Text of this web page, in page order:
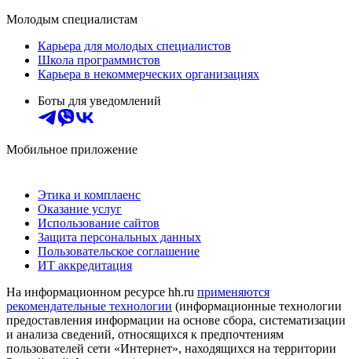
Молодым специалистам
Карьера для молодых специалистов
Школа программистов
Карьера в некоммерческих организациях
Боты для уведомлений
Мобильное приложение
Этика и комплаенс
Оказание услуг
Использование сайтов
Защита персональных данных
Пользовательское соглашение
ИТ аккредитация
На информационном ресурсе hh.ru применяются
рекомендательные технологии (информационные технологии
предоставления информации на основе сбора, систематизации
и анализа сведений, относящихся к предпочтениям
пользователей сети «Интернет», находящихся на территории